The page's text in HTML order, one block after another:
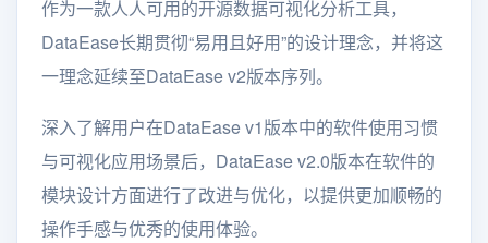
作为一款人人可用的开源数据可视化分析工具，
DataEase长期贯彻“易用且好用”的设计理念，并将这
一理念延续至DataEase v2版本序列。
深入了解用户在DataEase v1版本中的软件使用习惯
与可视化应用场景后，DataEase v2.0版本在软件的
模块设计方面进行了改进与优化，以提供更加顺畅的
操作手感与优秀的使用体验。